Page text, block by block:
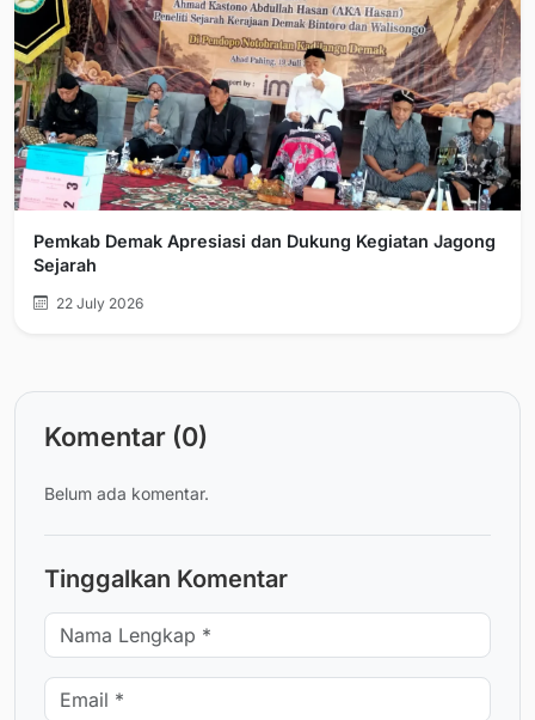
Pemkab Demak Apresiasi dan Dukung Kegiatan Jagong
Sejarah
22 July 2026
Komentar (0)
Belum ada komentar.
Tinggalkan Komentar